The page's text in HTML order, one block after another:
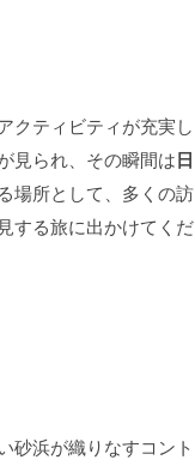
クティビティが充実し
見られ、その瞬間は日
場所として、多くの訪
する旅に出かけてくだ
砂浜が織りなすコント